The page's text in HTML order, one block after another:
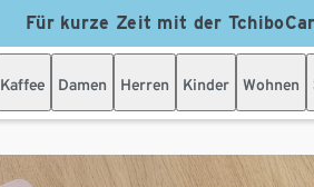
Für kurze Zeit mit der
Kaffee Damen Herren Kinder Wohnen